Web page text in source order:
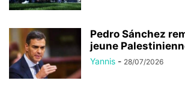
Pedro Sánchez
jeune
Yannis - 28/07/2026